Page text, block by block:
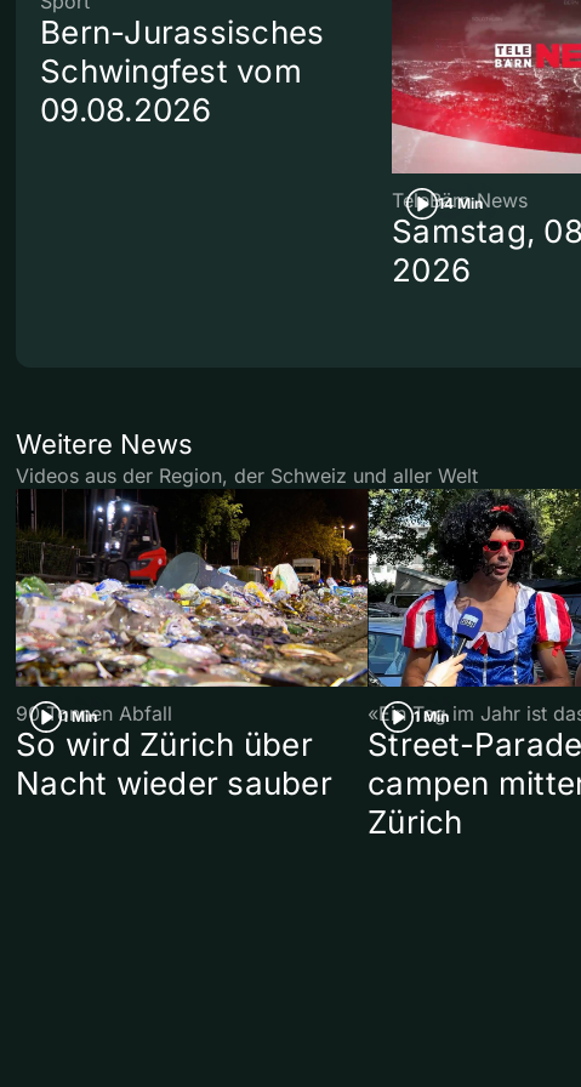
Bern-Jurassisches
Schwingfest vom
09.08.2026
14 Min
TeleBärn News
Samstag,
2026
Weitere News
Videos aus der Region, der Schweiz und aller Welt
1 Min
90 Tonnen Abfall
So wird Zürich über
Nacht wieder sauber
1 Min
«Ein Tag im Jahr ist
Street-
campen
Zürich